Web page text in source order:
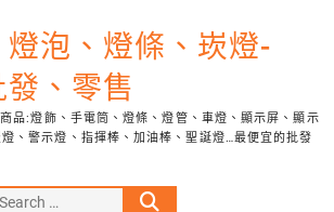
燈泡、燈條、崁燈-
發、零售
品:燈飾、手電筒、燈條、燈管、車燈、顯示屏、顯示
、警示燈、指揮棒、加油棒、聖誕燈…最便宜的批發
Search